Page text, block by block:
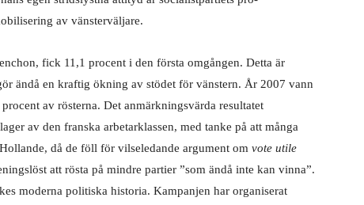
av vänsterväljare.
fick 11,1 procent i den första omgången. Detta är
ändå en kraftig ökning av stödet för vänstern. År 2007 vann
av rösterna. Det anmärkningsvärda resultatet
av den franska arbetarklassen, med tanke på att många
då de föll för vilseledande argument om vote utile
att rösta på mindre partier ”som ändå inte kan vinna”.
moderna politiska historia. Kampanjen har organiserat